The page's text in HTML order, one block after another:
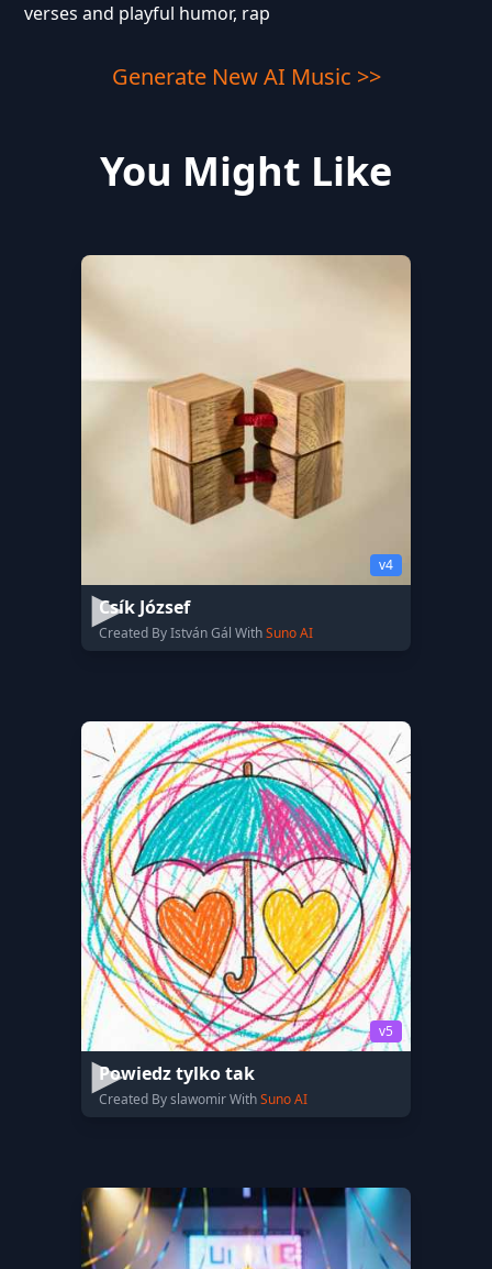
verses and playful humor, rap
Generate New AI Music >>
You Might Like
v4
Csík József
Created By István Gál WithSuno AI
v5
Powiedz tylko tak
Created By slawomir WithSuno AI